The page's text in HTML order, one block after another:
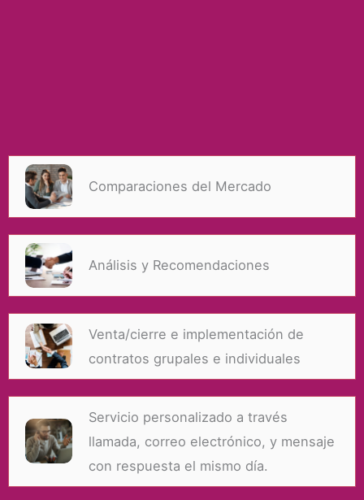
Comparaciones del Mercado
Análisis y Recomendaciones
Venta/cierre e implementación de
contratos grupales e individuales
Servicio personalizado a través
llamada, correo electrónico, y mensaje
con respuesta el mismo día.